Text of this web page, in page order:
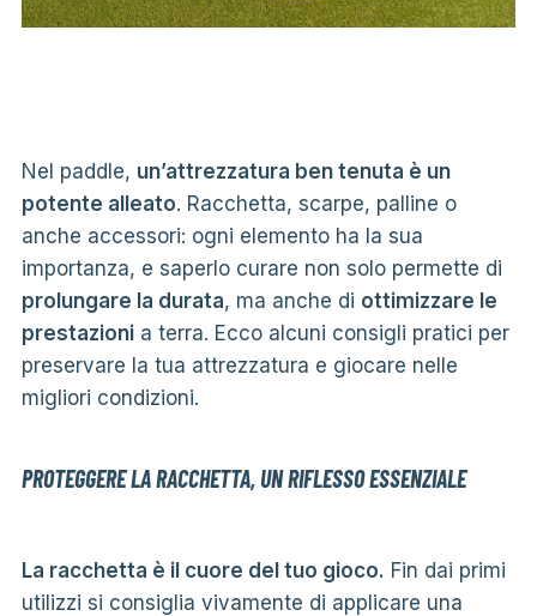
Nel paddle, un’attrezzatura ben tenuta è un
potente alleato. Racchetta, scarpe, palline o
anche accessori: ogni elemento ha la sua
importanza, e saperlo curare non solo permette di
prolungare la durata, ma anche di ottimizzare le
prestazionia terra. Ecco alcuni consigli pratici per
preservare la tua attrezzatura e giocare nelle
migliori condizioni.
PROTEGGERE LA RACCHETTA, UN RIFLESSO ESSENZIALE
La racchetta è il cuore del tuo gioco. Fin dai primi
utilizzi si consiglia vivamente di applicare una